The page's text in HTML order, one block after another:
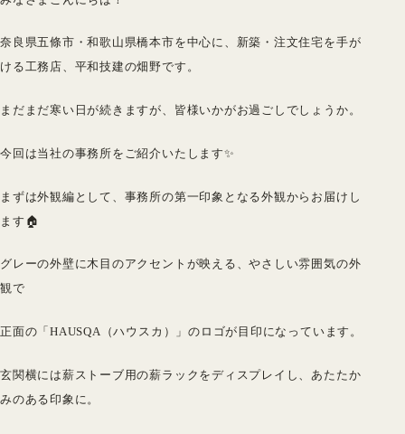
奈良県五條市・和歌山県橋本市を中心に、新築・注文住宅を手が
ける工務店、平和技建の畑野です。
まだまだ寒い日が続きますが、皆様いかがお過ごしでしょうか。
今回は当社の事務所をご紹介いたします✨
まずは外観編として、事務所の第一印象となる外観からお届けし
ます🏠
グレーの外壁に木目のアクセントが映える、やさしい雰囲気の外
観で
正面の「HAUSQA（ハウスカ）」のロゴが目印になっています。
玄関横には薪ストーブ用の薪ラックをディスプレイし、あたたか
みのある印象に。